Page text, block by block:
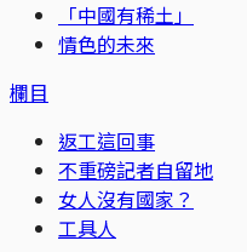
「中國有稀土」
情色的未來
欄目
返工這回事
不重磅記者自留地
女人沒有國家？
工具人